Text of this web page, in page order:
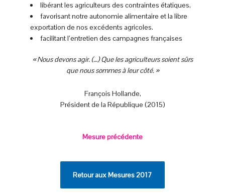
libérant les agriculteurs des contraintes étatiques,
favorisant notre autonomie alimentaire et la libre
exportation de nos excédents agricoles.
facilitant l’entretien des campagnes françaises
« Nous devons agir. (…) Que les agriculteurs soient sûrs
que nous sommes à leur côté. »
François Hollande,
Président de la République (2015)
Mesure précédente
Retour aux Mesures 2017